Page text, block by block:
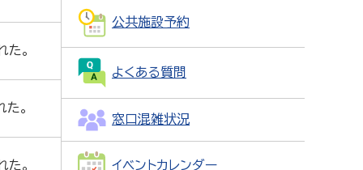
。
。
。
公共施設予約
よくある質問
窓口混雑状況
イベントカレンダー